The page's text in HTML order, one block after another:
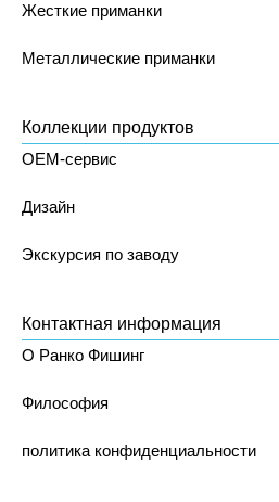
Жесткие приманки
Металлические приманки
Коллекции продуктов
OEM-сервис
Дизайн
Экскурсия по заводу
Контактная информация
О Ранко Фишинг
Философия
политика конфиденциальности